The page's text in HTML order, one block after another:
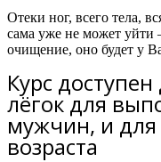
Отеки ног, всего тела,
сама уже не может уйти
очищение, оно будет у
Курс
лёгок для
мужчин, и
возраста